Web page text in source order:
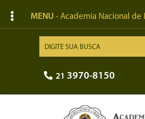
MENU - Academia Nacional de
21 3970-8150